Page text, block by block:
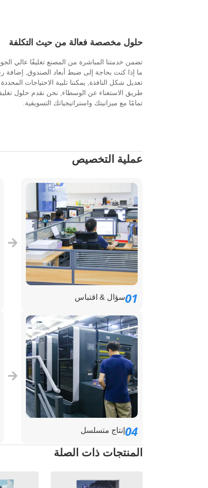
حلول مخصصة فعالة من حيث التكلفة
تضمن خدمتنا المباشرة من المصنع تغليفًا عالي
ما إذا كنت بحاجة إلى ضبط أبعاد الصندوق,
تعديل شكل النافذة, يمكننا تلبية الاحتياجات
طريق الاستغناء عن الوسطاء, نحن نقدم حلول
تمامًا مع ميزانيتك واستراتيجياتك التسويقية.
عملية التخصيص
01سؤال & اقتباس
04 إنتاج متسلسل
المنتجات ذات الصلة